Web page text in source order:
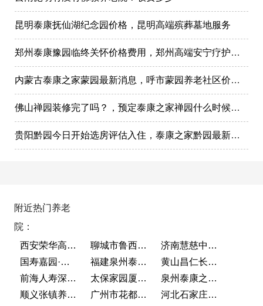
昆明泰康抚仙湖纪念园价格，昆明高端殡葬墓地服务
郑州泰康豫园临终关怀价格费用，郑州高端安宁疗护在哪里
内蒙古泰康之家蒙园最新消息，呼市蒙园养老社区价格表
佛山禅园装修完了吗？，预定泰康之家禅园什么时候选房入住?
贵阳黔园今日开始选房评估入住，泰康之家黔园最新动态
附近热门养老
院：
西安荣华高新悦家养老服务有限公司
聊城市鲁西老年护养院
济南慧慈中医康养中心
国寿嘉园·成都乐境
福建泉州泰康之家鲤园
黄山昌仁长者颐养中心
前海人寿深圳幸福之家
太保家园厦门国际颐养社区
泉州泰康之家鲤园
顺义张镇养老照料中心
广州市花都区花山镇敬老院 河北石家庄泰康之家冀园